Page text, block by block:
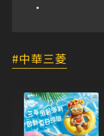
中華三菱